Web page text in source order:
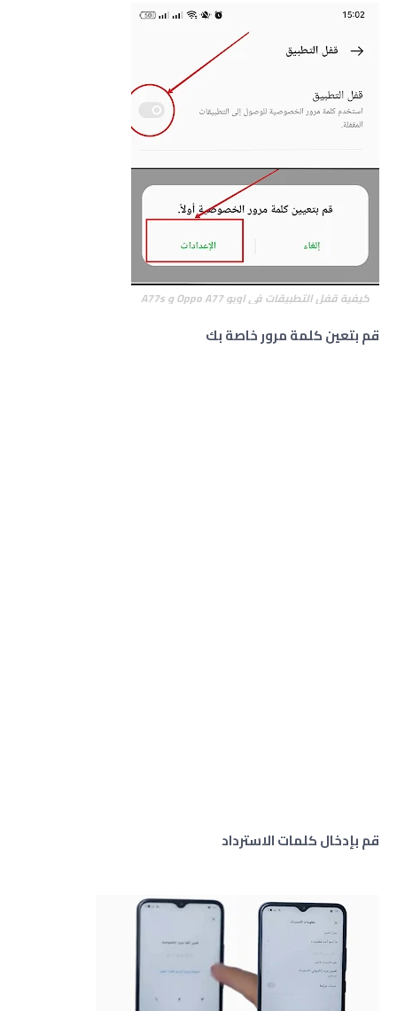
كيفية قفل التطبيقات في اوبو Oppo A77 و A77s
قم بتعين كلمة مرور خاصة بك
قم بإدخال كلمات الاسترداد